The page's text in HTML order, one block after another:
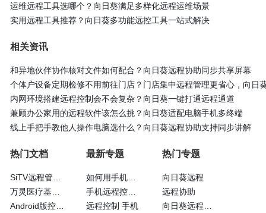
运维远程工具选哪个？向日葵满足多样化远程运维场景
实用远程工具推荐？向日葵多功能远控工具一站式解决
相关资讯
和异地伙伴协作核对文件如何配合？向日葵远程协助同步共享屏幕
个体户设备定期检修不用前往门店？门店集中远程管理更省心，向日
内网环境搭建远程控制会不会复杂？向日葵一键打通远程通道
兼顾办公家用的远程软件该怎么挑？向日葵适配电脑手机多终端
线上手把手教他人操作电脑选什么？向日葵远程协助支持同步讲解
热门文档
万灵医疗基于向日葵的眼科远程诊断系统
Android版控制端常见问题
最新专题
远程控制 手机
热门专题
向日葵远程
远程协助